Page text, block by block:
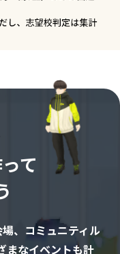
て
、コミュニティル
まなイベントも計